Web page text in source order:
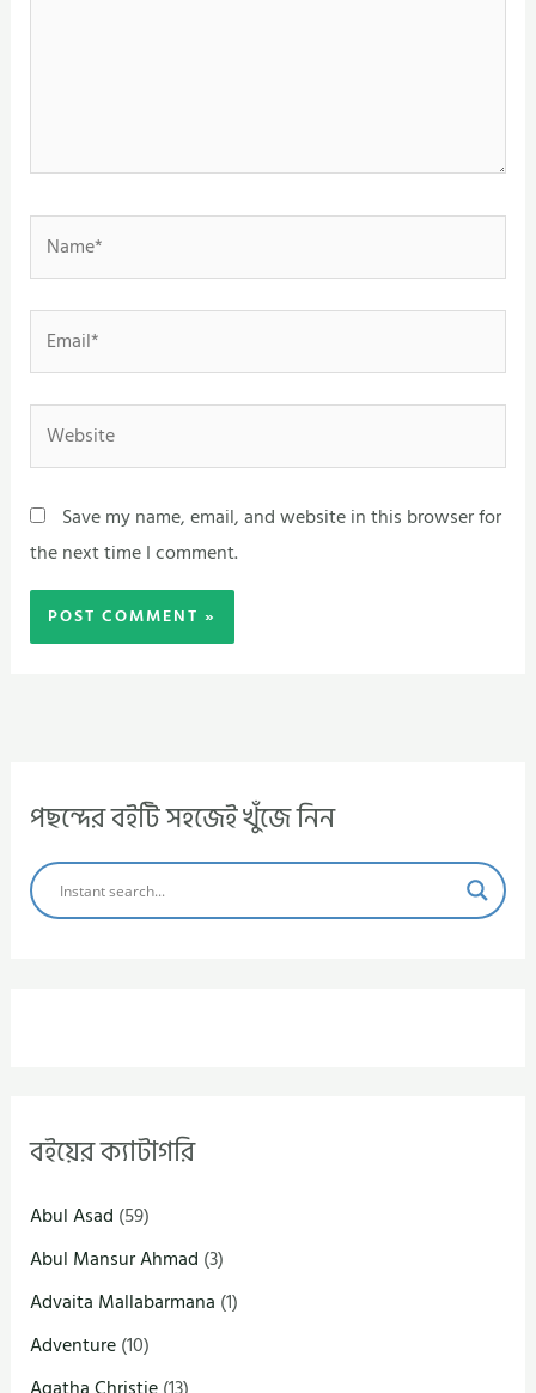
Name*
Email*
Website
Save my name, email, and website in this browser for
the next time I comment.
পছন্দের বইটি সহজেই খুঁজে নিন
বইয়ের ক্যাটাগরি
Abul Asad (59)
Abul Mansur Ahmad (3)
Advaita Mallabarmana (1)
Adventure(10)